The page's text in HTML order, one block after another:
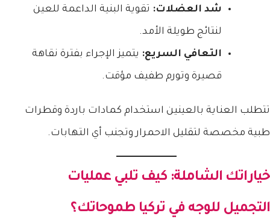
شد العضلات: تقوية البنية الداعمة للعين
لنتائج طويلة الأمد.
التعافي السريع: يتميز الإجراء بفترة نقاهة
قصيرة وتورم طفيف مؤقت.
تتطلب العناية بالعينين استخدام كمادات باردة وقطرات
طبية مخصصة لتقليل الاحمرار وتجنب أي التهابات.
خياراتك الشاملة: كيف تلبي عمليات
التجميل للوجه في تركيا طموحاتك؟